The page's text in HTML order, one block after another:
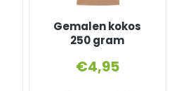
Gemalen kokos
250 gram
€4,95